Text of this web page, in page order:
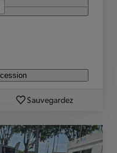
Sauvegardez